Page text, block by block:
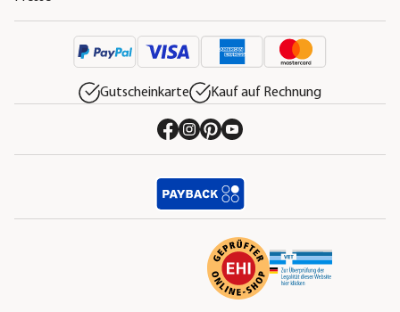
Gutscheinkarte Kauf auf Rechnung